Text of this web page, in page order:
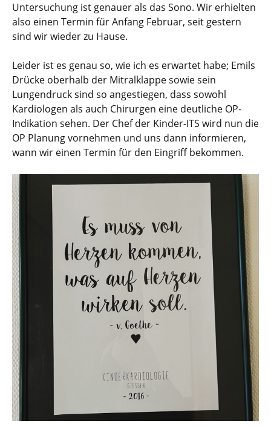
Untersuchung ist genauer als das Sono. Wir erhielten
also einen Termin für Anfang Februar, seit gestern
sind wir wieder zu Hause.
Leider ist es genau so, wie ich es erwartet habe; Emils
Drücke oberhalb der Mitralklappe sowie sein
Lungendruck sind so angestiegen, dass sowohl
Kardiologen als auch Chirurgen eine deutliche OP-
Indikation sehen. Der Chef der Kinder-ITS wird nun die
OP Planung vornehmen und uns dann informieren,
wann wir einen Termin für den Eingriff bekommen.